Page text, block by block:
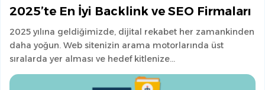
2025’te En İyi Backlink ve SEO Firmaları
2025 yılına geldiğimizde, dijital rekabet her zamankinden
daha yoğun. Web sitenizin arama motorlarında üst
sıralarda yer alması ve hedef kitlenize…